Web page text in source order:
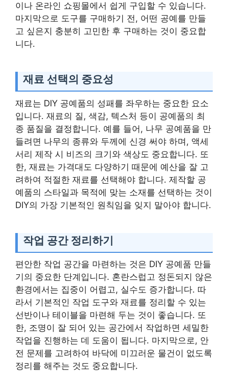
이나 온라인 쇼핑몰에서 쉽게 구입할 수 있습니다.
마지막으로 도구를 구매하기 전, 어떤 공예를 만들
고 싶은지 충분히 고민한 후 구매하는 것이 중요합
니다.
재료 선택의 중요성
재료는 DIY 공예품의 성패를 좌우하는 중요한 요소
입니다. 재료의 질, 색감, 텍스처 등이 공예품의 최
종 품질을 결정합니다. 예를 들어, 나무 공예품을 만
들려면 나무의 종류와 두께에 신경 써야 하며, 액세
서리 제작 시 비즈의 크기와 색상도 중요합니다. 또
한, 재료는 가격대도 다양하기 때문에 예산을 잘 고
려하여 적절한 재료를 선택해야 합니다. 제작할 공
예품의 스타일과 목적에 맞는 소재를 선택하는 것이
DIY의 가장 기본적인 원칙임을 잊지 말아야 합니다.
작업 공간 정리하기
편안한 작업 공간을 마련하는 것은 DIY 공예품 만들
기의 중요한 단계입니다. 혼란스럽고 정돈되지 않은
환경에서는 집중이 어렵고, 실수도 증가합니다. 따
라서 기본적인 작업 도구와 재료를 정리할 수 있는
선반이나 테이블을 마련해 두는 것이 좋습니다. 또
한, 조명이 잘 되어 있는 공간에서 작업하면 세밀한
작업을 진행하는 데 도움이 됩니다. 마지막으로, 안
전 문제를 고려하여 바닥에 미끄러운 물건이 없도록
정리를 해주는 것도 중요합니다.